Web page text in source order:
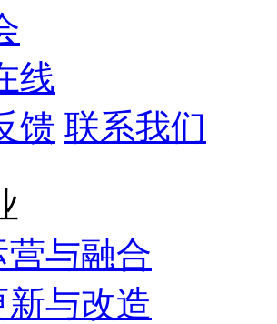
线
馈 联系我们
营与融合
与改造